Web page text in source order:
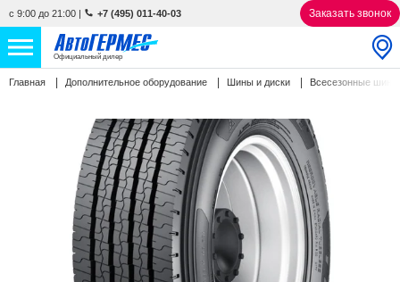
с 9:00 до 21:00 | +7 (495) 011-40-03 Заказать звонок
Официальный дилер
НОВЫЕ АВТОМОБИЛИ 4808 авто
С ПРОБЕГОМ 841 авто
Главная Дополнительное оборудование Шины и диски Всесезонные